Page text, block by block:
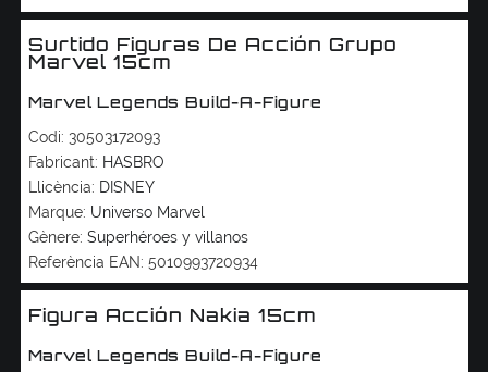
Surtido Figuras De Acción Grupo
Marvel 15cm
Marvel Legends Build-A-Figure
Codi: 30503172093
Fabricant: HASBRO
Llicència: DISNEY
Marque: Universo Marvel
Gènere: Superhéroes y villanos
Referència EAN: 5010993720934
Figura Acción Nakia 15cm
Marvel Legends Build-A-Figure